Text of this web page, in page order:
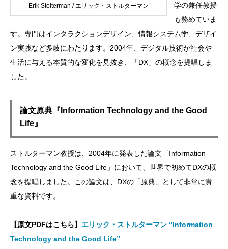
Erik Stolterman / エリック・ストルターマン
学の兼任教授
も務めていま
す。専門はインタラクションデザイン、情報システム学、デザイ
ン実践など多岐にわたります。2004年、デジタル技術が社会や
生活に与える本質的な変化を見抜き、「DX」の概念を提唱しま
した。
論文原典『Information Technology and the Good
Life』
ストルターマン教授は、2004年に発表した論文「Information
Technology and the Good Life」において、世界で初めてDXの概
念を提唱しました。この論文は、DXの「原典」として非常に貴
重な資料です。
【原文PDFはこちら】 エリック・ストルターマン “Information
Technology and the Good Life”